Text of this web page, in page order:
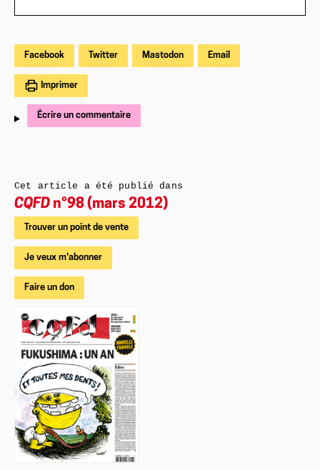
Facebook Twitter Mastodon Email
Imprimer
Écrire un commentaire
Cet article a été publié dans
CQFD n°98 (mars 2012)
Trouver un point de vente
Je veux m'abonner
Faire un don